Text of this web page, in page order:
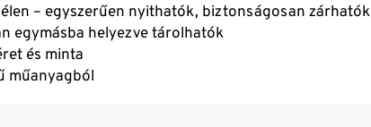
– egyszerűen nyithatók, biztonságosan zárhatók
egymásba helyezve tárolhatók
és minta
műanyagból